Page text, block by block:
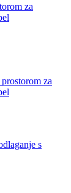
za
za
s